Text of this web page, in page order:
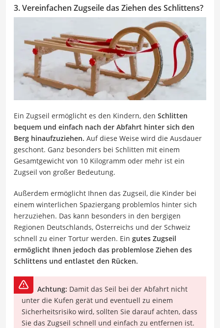
3. Vereinfachen Zugseile das Ziehen des Schlittens?
Ein Zugseil ermöglicht es den Kindern, den Schlitten
bequem und einfach nach der Abfahrt hinter sich den
Berg hinaufzuziehen. Auf diese Weise wird die Ausdauer
geschont. Ganz besonders bei Schlitten mit einem
Gesamtgewicht von 10 Kilogramm oder mehr ist ein
Zugseil von großer Bedeutung.
Außerdem ermöglicht Ihnen das Zugseil, die Kinder bei
einem winterlichen Spaziergang problemlos hinter sich
herzuziehen. Das kann besonders in den bergigen
Regionen Deutschlands, Österreichs und der Schweiz
schnell zu einer Tortur werden. Ein gutes Zugseil
ermöglicht Ihnen jedoch das problemlose Ziehen des
Schlittens und entlastet den Rücken.
Achtung: Damit das Seil bei der Abfahrt nicht
unter die Kufen gerät und eventuell zu einem
Sicherheitsrisiko wird, sollten Sie darauf achten, dass
Sie das Zugseil schnell und einfach zu entfernen ist.